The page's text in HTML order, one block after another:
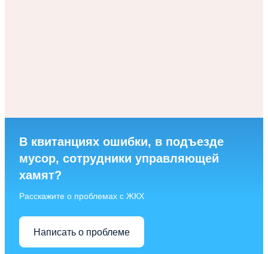
В квитанциях ошибки, в подъезде
мусор, сотрудники управляющей
хамят?
Расскажите о проблемах с ЖКХ
Написать о проблеме